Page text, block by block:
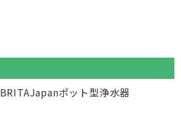
BRITAJapanポット型浄水器